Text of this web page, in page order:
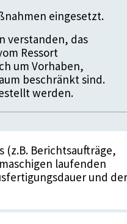
eingesetzt.
verstanden, das
Ressort
um Vorhaben,
beschränkt sind.
werden.
(z.B. Berichtsaufträge,
laufenden
und der